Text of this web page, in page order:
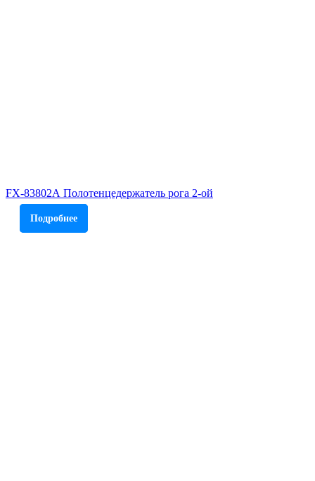
FX-83802А Полотенцедержатель рога 2-ой
Подробнее